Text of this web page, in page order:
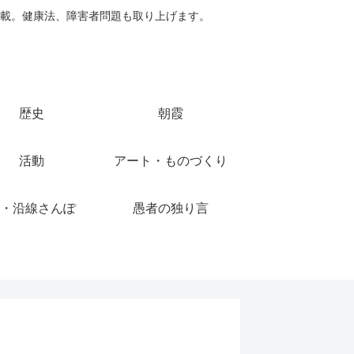
健康法、障害者問題も取り上げます。
歴史 朝霞
活動 アート・ものづくり
沿線さんぽ 愚者の独り言